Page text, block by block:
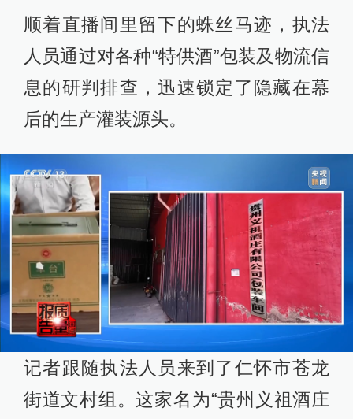
顺着直播间里留下的蛛丝马迹，执法
人员通过对各种“特供酒”包装及物流信
息的研判排查，迅速锁定了隐藏在幕
后的生产灌装源头。
记者跟随执法人员来到了仁怀市苍龙
街道文村组。这家名为“贵州义祖酒庄